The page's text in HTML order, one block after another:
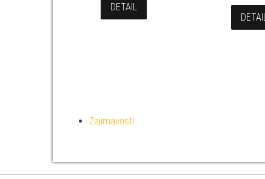
DETAIL
DETAIL
Zajímavosti